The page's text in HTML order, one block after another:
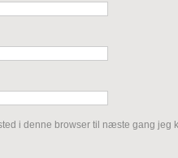
i denne browser til næste gang jeg